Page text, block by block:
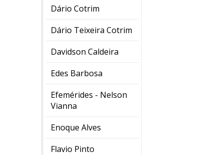
Dário Cotrim
Dário Teixeira Cotrim
Davidson Caldeira
Edes Barbosa
Efemérides - Nelson
Vianna
Enoque Alves
Flavio Pinto